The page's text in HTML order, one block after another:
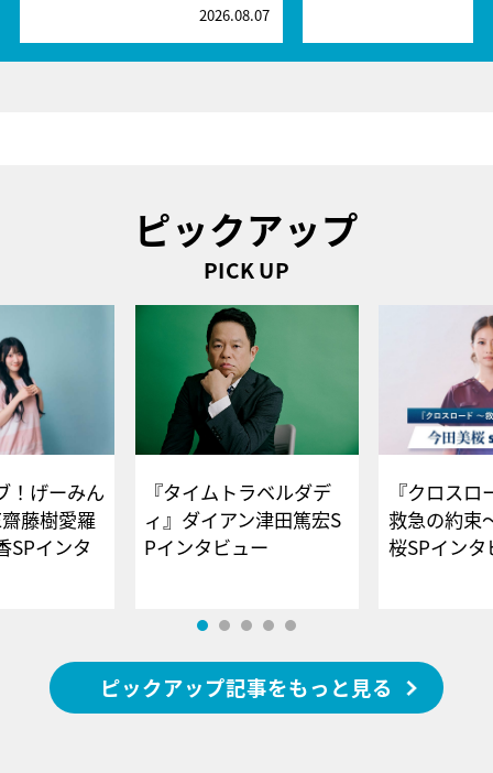
2026.08.07
ピックアップ
PICK UP
！げーみん
藤樹愛羅
SPインタ
『タイムトラベルダデ
ィ』ダイアン津田篤宏S
Pインタビュー
『クロス
救急の約束
桜SPイ
ピックアップ記事をもっと見る